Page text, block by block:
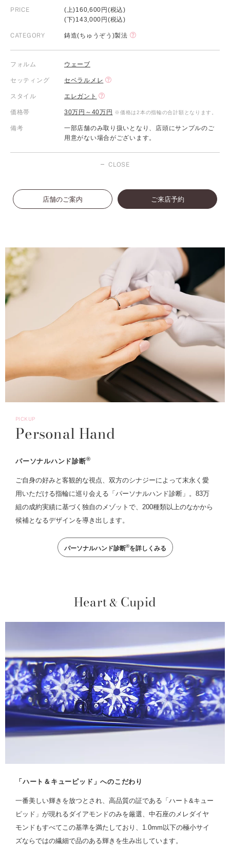
PRICE
(上)160,600円(税込)
(下)143,000円(税込)
CATEGORY 鋳造(ちゅうぞう)製法
フォルム ウェーブ
セッティング セベラルメレ
スタイル エレガント
価格帯 30万円～40万円 ※価格は2本の指輪の合計額となります。
備考
一部店舗のみ取り扱いとなり、店頭にサンプルのご
用意がない場合がございます。
CLOSE
店舗のご案内 ご来店予約
PICKUP
Personal Hand
パーソナルハンド診断®
ご自身の好みと客観的な視点、双方のシナジーによって末永く愛
用いただける指輪に巡り会える「パーソナルハンド診断」。83万
組の成約実績に基づく独自のメゾットで、200種類以上のなかから
候補となるデザインを導き出します。
パーソナルハンド診断®を詳しくみる
Heart& Cupid
「ハート＆キューピッド」へのこだわり
一番美しい輝きを放つとされ、高品質の証である「ハート&キュー
ピッド」が現れるダイアモンドのみを厳選、中石座のメレダイヤ
モンドもすべてこの基準を満たしており、1.0mm以下の極小サイ
ズならではの繊細で品のある輝きを生み出しています。